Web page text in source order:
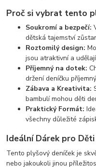
Proč si vybrat tento
Soukromí a bezpečí:
dětská tajemství
Roztomilý design:
jsou atraktivní a
Příjemný na dotek:
držení deníčku
Zábava a Kreativita:
bambulí mohou děti
Praktický Formát:
všechny důležité
Ideální Dárek pro Děti
Tento plyšový deníček je
nebo jakoukoli jinou